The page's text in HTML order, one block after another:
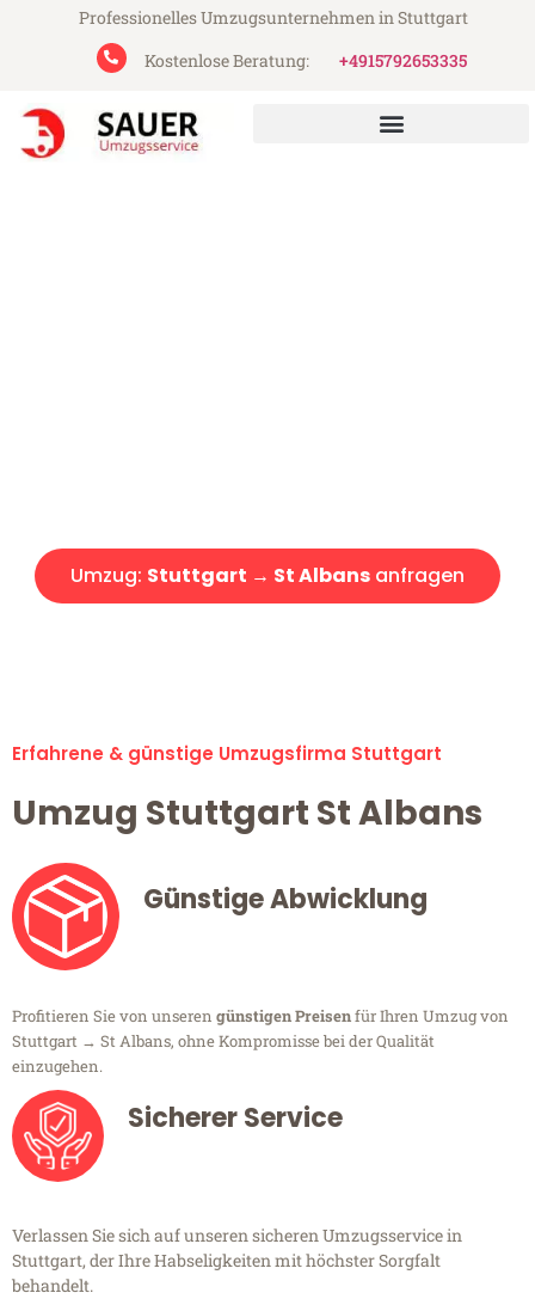
Professionelles Umzugsunternehmen in Stuttgart
Kostenlose Beratung:
+4915792653335
Umzug: Stuttgart → St Albans anfragen
Erfahrene & günstige Umzugsfirma Stuttgart
Umzug Stuttgart St Albans
Günstige Abwicklung
Profitieren Sie von unseren günstigen Preisenfür Ihren Umzug von
Stuttgart → St Albans, ohne Kompromisse bei der Qualität
einzugehen.
Sicherer Service
Verlassen Sie sich auf unseren sicheren Umzugsservice in
Stuttgart, der Ihre Habseligkeiten mit höchster Sorgfalt
behandelt.